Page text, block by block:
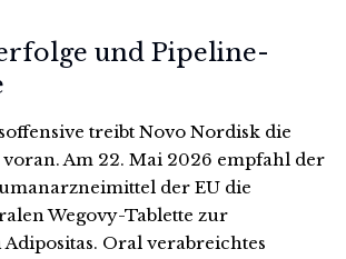
und Pipeline-
treibt Novo Nordisk die
Am 22. Mai 2026 empfahl der
der EU die
Wegovy-Tablette zur
Oral verabreichtes